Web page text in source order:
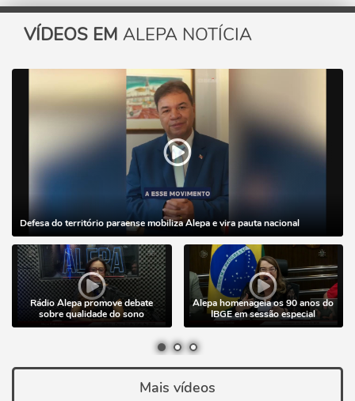
VÍDEOS EM ALEPA NOTÍCIA
Defesa do território paraense mobiliza Alepa e vira pauta nacional
Rádio Alepa promove debate
sobre qualidade do sono
Alepa homenageia os 90 anos do
IBGE em sessão especial
Mais vídeos